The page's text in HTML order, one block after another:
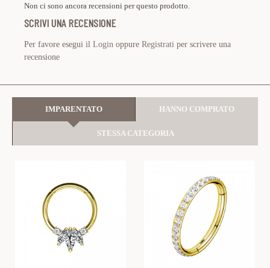
Non ci sono ancora recensioni per questo prodotto.
SCRIVI UNA RECENSIONE
Per favore esegui il Login oppure Registrati per scrivere una
recensione
IMPARENTATO HANNO COMPRATO
STESSA CATEGORIA